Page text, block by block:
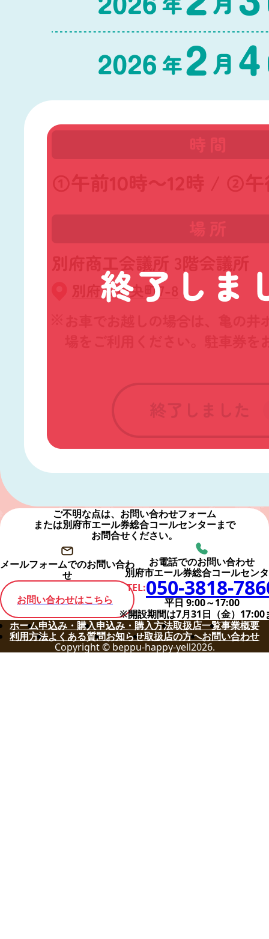
ご不明な点は、お問い合わせフォーム
または別府市エール券総合コールセンターまで
お問合せください。
メールフォームでのお問い合わ
せ
お問い合わせはこちら
お電話でのお問い合わせ
別府市エール券総合コールセン
TEL:050-3818-
平日 9:00～17:00
※開設期間は7月31日（金）17:00
ホーム申込み・購入申込み・購入方法取扱店一覧事業概要
利用方法よくある質問お知らせ取扱店の方へお問い合わせ
Copyright © beppu-happy-yell2026.